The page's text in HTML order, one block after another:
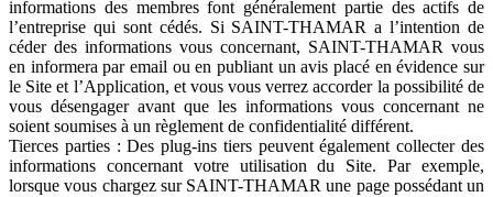
informations des membres font généralement partie des actifs de
l’entreprise qui sont cédés. Si SAINT-THAMAR a l’intention de
céder des informations vous concernant, SAINT-THAMAR vous
en informera par email ou en publiant un avis placé en évidence sur
le Site et l’Application, et vous vous verrez accorder la possibilité de
vous désengager avant que les informations vous concernant ne
soient soumises à un règlement de confidentialité différent.
Tierces parties : Des plug-ins tiers peuvent également collecter des
informations concernant votre utilisation du Site. Par exemple,
lorsque vous chargez sur SAINT-THAMAR une page possédant un